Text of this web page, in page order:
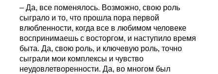
– Да, все поменялось. Возможно, свою роль
сыграло и то, что прошла пора первой
влюбленности, когда все в любимом человеке
воспринимаешь с восторгом, и наступило время
быта. Да, свою роль, и ключевую роль, точно
сыграли мои комплексы и чувство
неудовлетворенности. Да, во многом был